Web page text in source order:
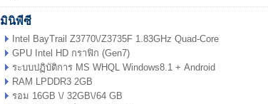
มินิพีซี
Intel BayTrail Z3770\/Z3735F 1.83GHz Quad-Core
GPU Intel HD กราฟิก (Gen7)
ระบบปฏิบัติการ MS WHQL Windows8.1 + Android
RAM LPDDR3 2GB
รอม 16GB \/ 32GB\/64 GB